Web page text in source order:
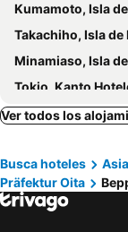
Kumamoto, Isla de
Takachiho, Isla de
Minamiaso, Isla de
Tokio, Kanto
Osaka, Kinki
Kawasaki, Kanto
Ver todos los
Busca hoteles Asia
Präfektur Oita